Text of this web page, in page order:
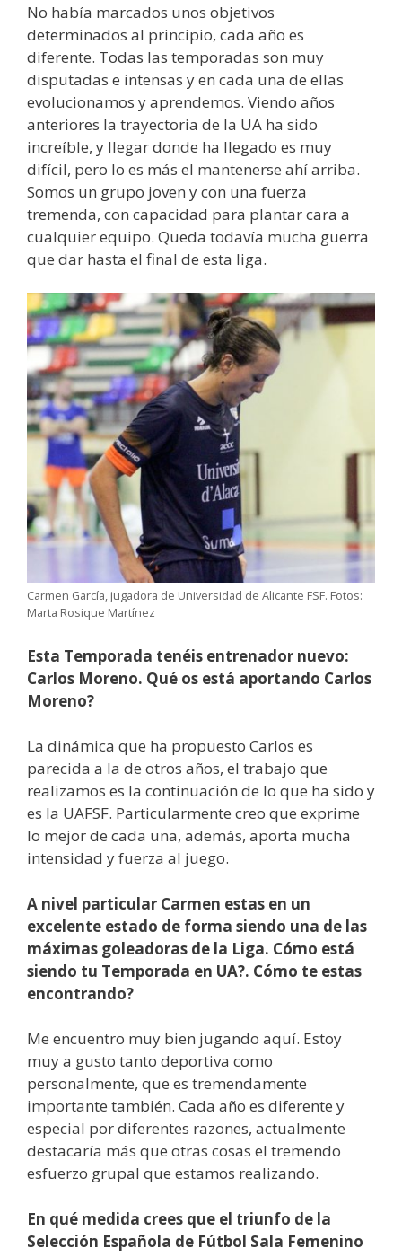
No había marcados unos objetivos
determinados al principio, cada año es
diferente. Todas las temporadas son muy
disputadas e intensas y en cada una de ellas
evolucionamos y aprendemos. Viendo años
anteriores la trayectoria de la UA ha sido
increíble, y llegar donde ha llegado es muy
difícil, pero lo es más el mantenerse ahí arriba.
Somos un grupo joven y con una fuerza
tremenda, con capacidad para plantar cara a
cualquier equipo. Queda todavía mucha guerra
que dar hasta el final de esta liga.
Carmen García, jugadora de Universidad de Alicante FSF. Fotos:
Marta Rosique Martínez
Esta Temporada tenéis entrenador nuevo:
Carlos Moreno. Qué os está aportando Carlos
Moreno?
La dinámica que ha propuesto Carlos es
parecida a la de otros años, el trabajo que
realizamos es la continuación de lo que ha sido y
es la UAFSF. Particularmente creo que exprime
lo mejor de cada una, además, aporta mucha
intensidad y fuerza al juego.
A nivel particular Carmen estas en un
excelente estado de forma siendo una de las
máximas goleadoras de la Liga. Cómo está
siendo tu Temporada en UA?. Cómo te estas
encontrando?
Me encuentro muy bien jugando aquí. Estoy
muy a gusto tanto deportiva como
personalmente, que es tremendamente
importante también. Cada año es diferente y
especial por diferentes razones, actualmente
destacaría más que otras cosas el tremendo
esfuerzo grupal que estamos realizando.
En qué medida crees que el triunfo de la
Selección Española de Fútbol Sala Femenino